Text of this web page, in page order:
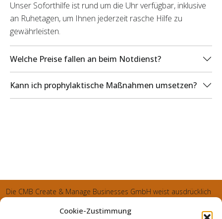
Cookie-Zustimmung
Unser Soforthilfe ist rund um die Uhr verfügbar, inklusive
an Ruhetagen, um Ihnen jederzeit rasche Hilfe zu
gewährleisten.
Welche Preise fallen an beim Notdienst?
Kann ich prophylaktische Maßnahmen umsetzen?
Die CMB Create & Manage Businesses GmbH weist ausdrücklich